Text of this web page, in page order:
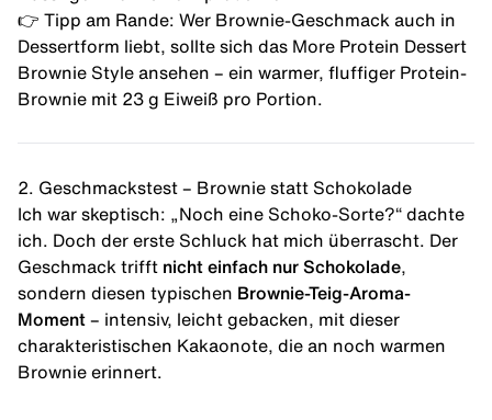
👉 Tipp am Rande: Wer Brownie-Geschmack auch in
Dessertform liebt, sollte sich das More Protein Dessert
Brownie Style ansehen – ein warmer, fluffiger Protein-
Brownie mit 23 g Eiweiß pro Portion.
2. Geschmackstest – Brownie statt Schokolade
Ich war skeptisch: „Noch eine Schoko-Sorte?“ dachte
ich. Doch der erste Schluck hat mich überrascht. Der
Geschmack trifft nicht einfach nur Schokolade
sondern diesen typischen Brownie-Teig-Aroma-
Moment – intensiv, leicht gebacken, mit dieser
charakteristischen Kakaonote, die an noch warmen
Brownie erinnert.